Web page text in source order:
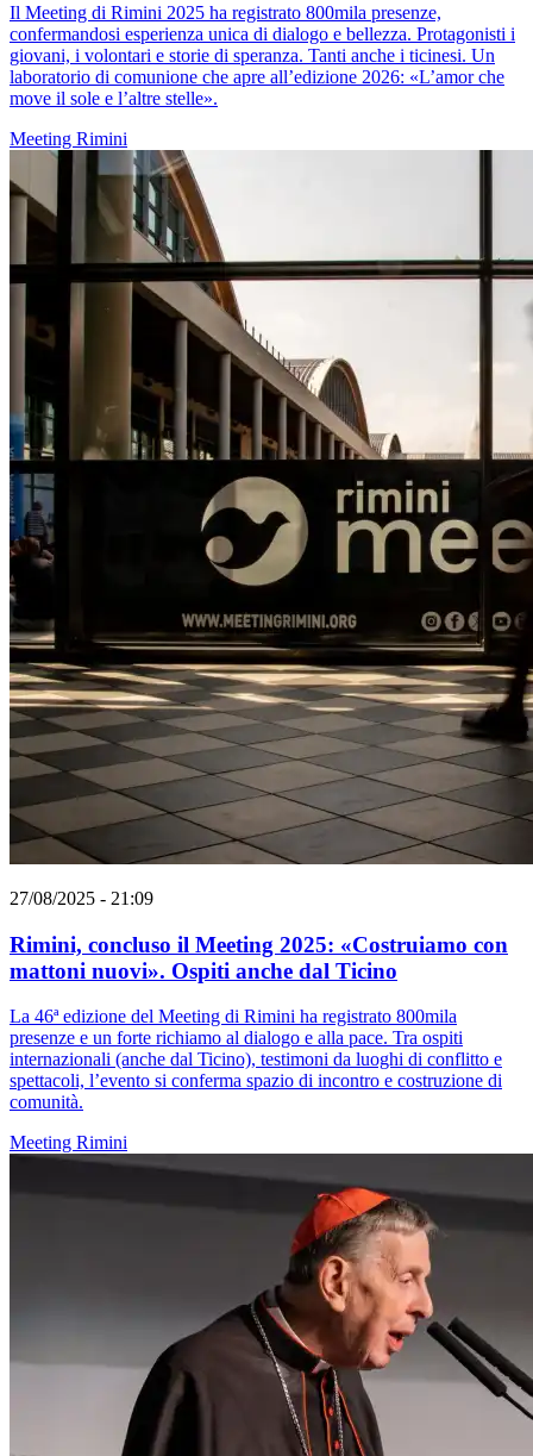
Il Meeting di Rimini 2025 ha registrato 800mila presenze,
confermandosi esperienza unica di dialogo e bellezza. Protagonisti i
giovani, i volontari e storie di speranza. Tanti anche i ticinesi. Un
laboratorio di comunione che apre all’edizione 2026: «L’amor che
move il sole e l’altre stelle».
Meeting Rimini
27/08/2025 - 21:09
Rimini, concluso il Meeting 2025: «Costruiamo con
mattoni nuovi». Ospiti anche dal Ticino
La 46ª edizione del Meeting di Rimini ha registrato 800mila
presenze e un forte richiamo al dialogo e alla pace. Tra ospiti
internazionali (anche dal Ticino), testimoni da luoghi di conflitto e
spettacoli, l’evento si conferma spazio di incontro e costruzione di
comunità.
Meeting Rimini